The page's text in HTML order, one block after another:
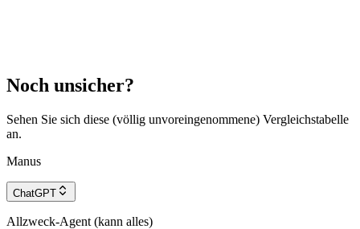
Noch unsicher?
Sehen Sie sich diese (völlig unvoreingenommene) Vergleichstabelle
an.
Manus
ChatGPT
Allzweck-Agent (kann alles)